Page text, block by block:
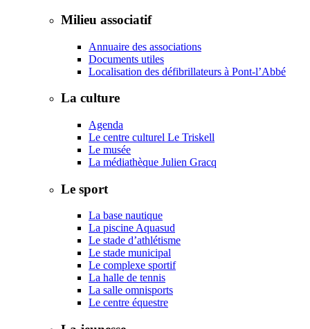
Milieu associatif
Annuaire des associations
Documents utiles
Localisation des défibrillateurs à Pont-l’Abbé
La culture
Agenda
Le centre culturel Le Triskell
Le musée
La médiathèque Julien Gracq
Le sport
La base nautique
La piscine Aquasud
Le stade d’athlétisme
Le stade municipal
Le complexe sportif
La halle de tennis
La salle omnisports
Le centre équestre